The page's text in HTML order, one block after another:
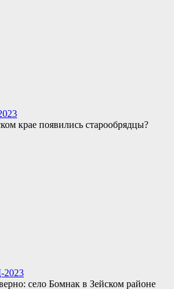
крае появились старообрядцы?
2023
село Бомнак в Зейском районе